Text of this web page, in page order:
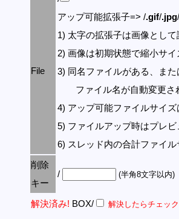
File
アップ可能拡張子=> /.gif/.jpg/
1) 太字の拡張子は画像として
2) 画像は初期状態で縮小サ
3) 同名ファイルがある、ま
ファイル名が自動変更さ
4) アップ可能ファイルサイズ
5) ファイルアップ時はプレ
6) スレッド内の合計ファイ
削除
キー
/ (半角8文字以内)
解決済み! BOX/ 解決したらチェッ